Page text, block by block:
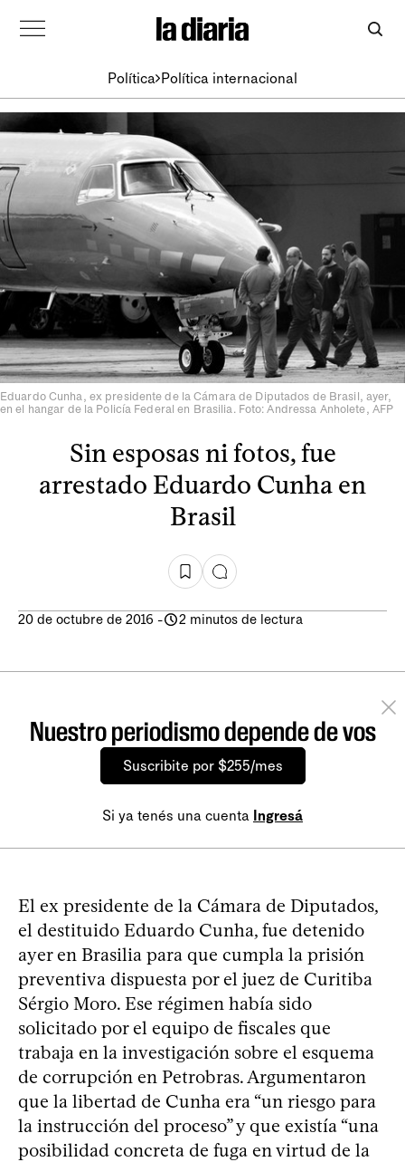
Política Política internacional
Eduardo Cunha, ex presidente de la Cámara de Diputados de Brasil, ayer,
en el hangar de la Policía Federal en Brasilia. Foto: Andressa Anholete, AFP
Sin esposas ni fotos, fue
arrestado Eduardo Cunha en
Brasil
20 de octubre de 2016 - 2 minutos de lectura
Nuestro periodismo depende de vos
Suscribite por $255/mes
Si ya tenés una cuenta Ingresá
El ex presidente de la Cámara de Diputados,
el destituido Eduardo Cunha, fue detenido
ayer en Brasilia para que cumpla la prisión
preventiva dispuesta por el juez de Curitiba
Sérgio Moro. Ese régimen había sido
solicitado por el equipo de fiscales que
trabaja en la investigación sobre el esquema
de corrupción en Petrobras. Argumentaron
que la libertad de Cunha era “un riesgo para
la instrucción del proceso” y que existía “una
posibilidad concreta de fuga en virtud de la